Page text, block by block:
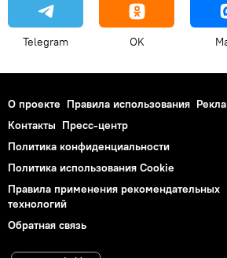
Telegram OK
О проекте Правила использования
Контакты Пресс-центр
Политика конфиденциальности
Политика использования Cookie
Правила применения рекомендательных
технологий
Обратная связь